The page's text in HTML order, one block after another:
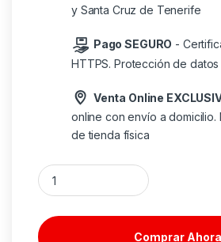
y Santa Cruz de Tenerife
Pago SEGURO -
HTTPS. Protección de
Venta Online
online con envío a domicilio.
de tienda física
Altavoz energy sistem bloom menta
Comprar Ahora